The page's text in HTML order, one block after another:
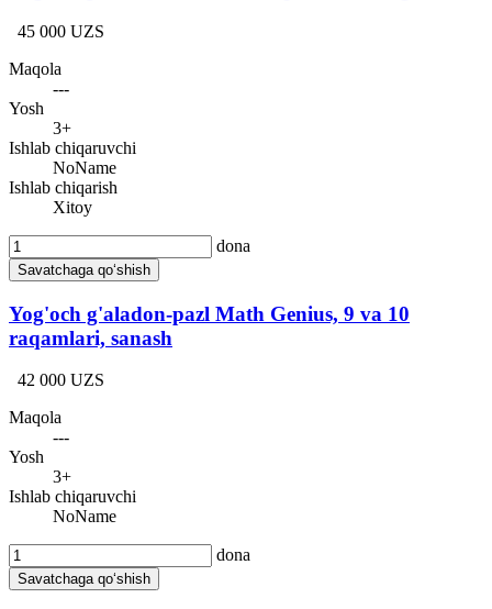
45 000 UZS
Maqola
---
Yosh
3+
Ishlab chiqaruvchi
NoName
Ishlab chiqarish
Xitoy
dona
Savatchaga qo‘shish
Yog'och g'aladon-pazl Math Genius, 9 va 10
raqamlari, sanash
42 000 UZS
Maqola
---
Yosh
3+
Ishlab chiqaruvchi
NoName
dona
Savatchaga qo‘shish